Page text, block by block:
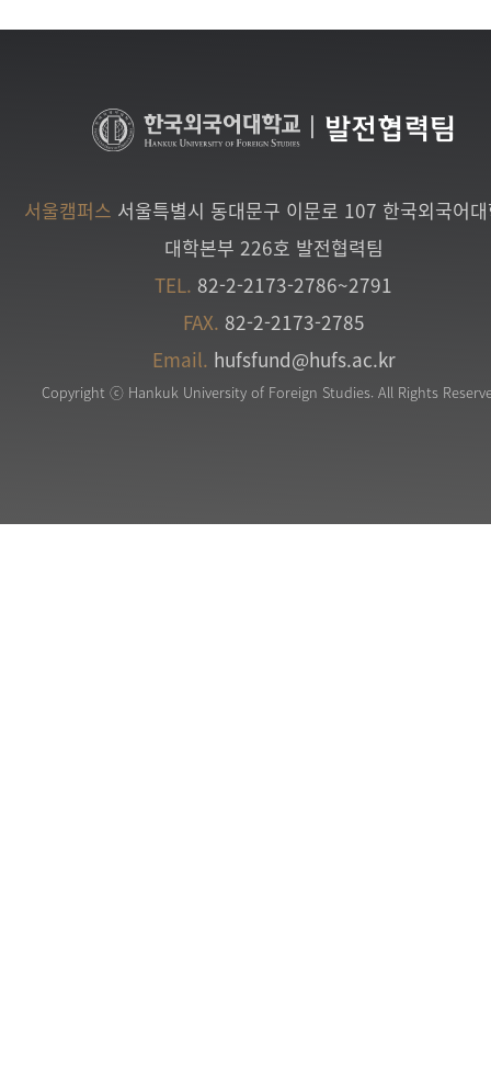
발전협력팀
서울캠퍼스 서울특별시 동대문구 이문로 107 한국외국어
대학본부 226호 발전협력팀
TEL. 82-2-2173-2786~2791
FAX. 82-2-2173-2785
Email. hufsfund@hufs.ac.kr
Copyright ⓒ Hankuk University of Foreign Studies. All Rights